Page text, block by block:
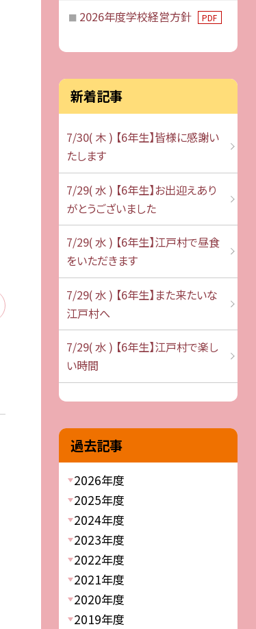
2026年度学校経営方針 PDF
新着記事
7/30( 木 ) 【6年生】皆様に感謝い
たします
7/29( 水 ) 【6年生】お出迎えあり
がとうございました
7/29( 水 ) 【6年生】江戸村で昼食
をいただきます
7/29( 水 ) 【6年生】また来たいな
江戸村へ
7/29( 水 ) 【6年生】江戸村で楽し
い時間
過去記事
2026年度
2025年度
2024年度
2023年度
2022年度
2021年度
2020年度
2019年度